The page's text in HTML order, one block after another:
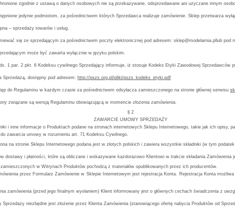
zgodnie z ustawą o danych osobowych nie są przekazywane, odsprzedawane ani użyczane innym
jedynie podmiotom, za pośrednictwem których Sprzedawca realizuje zamówienie. Sklep przetwarza
– sprzedaży towarów i usług.
się ze sprzedającym za pośrednictwem poczty elektronicznej pod adresem: sklep@modelarnia.pllub pod
może być zawarta wyłącznie w języku polskim.
1 par. 2 pkt. 6 Kodeksu cywilnego Sprzedający informuje, iż stosuje Kodeks Etyki Zawodowej Sprzedawców
Sprzedażą, dostępny pod adresem: http://pszs.org.pl/pliki/pszs_kodeks_etyki.pdf
do Regulaminu w każdym czasie za pośrednictwem odsyłacza zamieszczonego na stronie głównej serwisu
związane są wersją Regulaminu obowiązującą w momencie złożenia zamówienia.
§ 2
ZAWARCIE UMOWY SPRZEDAŻY
i inne informacje o Produktach podane na stronach internetowych Sklepu Internetowego, takie jak ich opisy,
zawarcia umowy w rozumieniu art. 71 Kodeksu Cywilnego.
na stronie Sklepu Internetowego podana jest w złotych polskich i zawiera wszystkie składniki (w tym
dostawy i płatności, które są obliczane i wskazywane każdorazowo Klientowi w trakcie składania Zamówienia
w Witrynach Produktów pochodzą z materiałów opublikowanych przez ich producentów.
przez Formularz Zamówienie w Sklepie Internetowym jest rejestracja Konta. Rejestracja Konta
zamówienia (przed jego finalnym wysłaniem) Klient informowany jest o głównych cechach świadczenia z
niezbędne jest złożenie przez Klienta Zamówienia (stanowiącego ofertę nabycia Produktów od